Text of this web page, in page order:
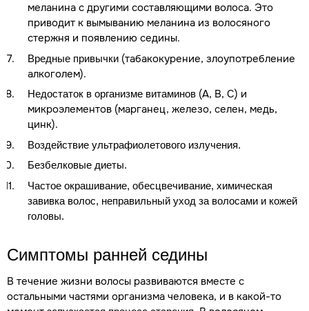
меланина с другими составляющими волоса. Это
приводит к вымыванию меланина из волосяного
стержня и появлению седины.
Вредные привычки (табакокурение, злоупотребление
алкоголем).
Недостаток в организме витаминов (А, В, С) и
микроэлементов (марганец, железо, селен, медь,
цинк).
Воздействие ультрафиолетового излучения.
Безбелковые диеты.
Частое окрашивание, обесцвечивание, химическая
завивка волос, неправильный уход за волосами и кожей
головы.
Симптомы ранней седины
В течение жизни волосы развиваются вместе с
остальными частями организма человека, и в какой-то